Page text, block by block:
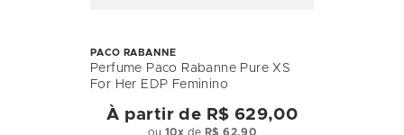
PACO RABANNE
Perfume Paco Rabanne Pure XS
For Her EDP Feminino
À partir de R$ 629,00
ou10x de R$ 62,90